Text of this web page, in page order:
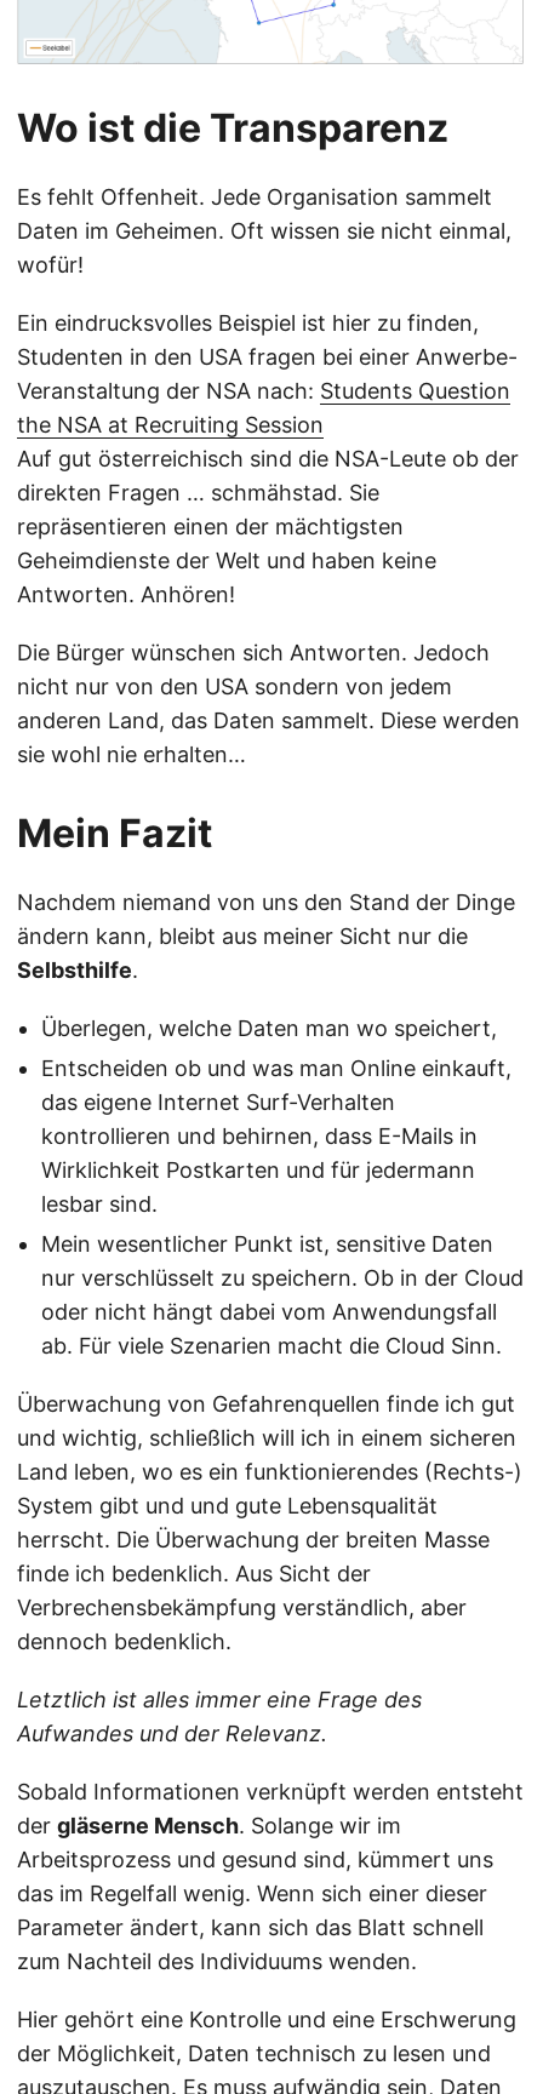
Wo ist die Transparenz
Es fehlt Offenheit. Jede Organisation sammelt
Daten im Geheimen. Oft wissen sie nicht einmal,
wofür!
Ein eindrucksvolles Beispiel ist hier zu finden,
Studenten in den USA fragen bei einer Anwerbe-
Veranstaltung der NSA nach: Students Question
the NSA at Recruiting Session
Auf gut österreichisch sind die NSA-Leute ob der
direkten Fragen … schmähstad. Sie
repräsentieren einen der mächtigsten
Geheimdienste der Welt und haben keine
Antworten. Anhören!
Die Bürger wünschen sich Antworten. Jedoch
nicht nur von den USA sondern von jedem
anderen Land, das Daten sammelt. Diese werden
sie wohl nie erhalten…
Mein Fazit
Nachdem niemand von uns den Stand der Dinge
ändern kann, bleibt aus meiner Sicht nur die
Selbsthilfe.
Überlegen, welche Daten man wo speichert,
Entscheiden ob und was man Online einkauft,
das eigene Internet Surf-Verhalten
kontrollieren und behirnen, dass E-Mails in
Wirklichkeit Postkarten und für jedermann
lesbar sind.
Mein wesentlicher Punkt ist, sensitive Daten
nur verschlüsselt zu speichern. Ob in der Cloud
oder nicht hängt dabei vom Anwendungsfall
ab. Für viele Szenarien macht die Cloud Sinn.
Überwachung von Gefahrenquellen finde ich gut
und wichtig, schließlich will ich in einem sicheren
Land leben, wo es ein funktionierendes (Rechts-)
System gibt und und gute Lebensqualität
herrscht. Die Überwachung der breiten Masse
finde ich bedenklich. Aus Sicht der
Verbrechensbekämpfung verständlich, aber
dennoch bedenklich.
Letztlich ist alles immer eine Frage des
Aufwandes und der Relevanz.
Sobald Informationen verknüpft werden entsteht
der gläserne Mensch. Solange wir im
Arbeitsprozess und gesund sind, kümmert uns
das im Regelfall wenig. Wenn sich einer dieser
Parameter ändert, kann sich das Blatt schnell
zum Nachteil des Individuums wenden.
Hier gehört eine Kontrolle und eine Erschwerung
der Möglichkeit, Daten technisch zu lesen und
auszutauschen. Es muss aufwändig sein, Daten